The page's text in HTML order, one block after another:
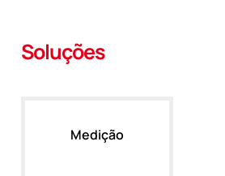
Soluções
Medição